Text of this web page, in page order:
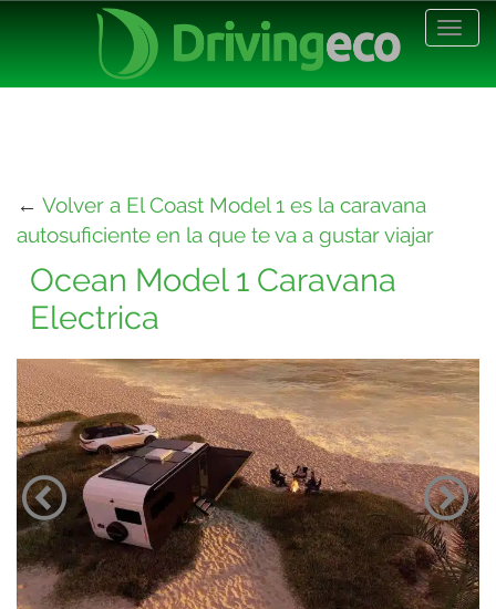
← Volver a El Coast Model 1 es la caravana
autosuficiente en la que te va a gustar viajar
Ocean Model 1 Caravana
Electrica